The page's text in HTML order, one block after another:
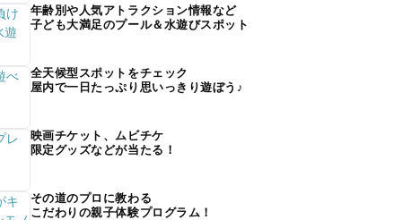
年齢別や人気アトラクション情報など
子ども大満足のプール＆水遊びスポット
全天候型スポットをチェック
屋内で一日たっぷり思いっきり遊ぼう♪
映画チケット、ムビチケ
限定グッズなどが当たる！
その道のプロに教わる
こだわりの親子体験プログラム！